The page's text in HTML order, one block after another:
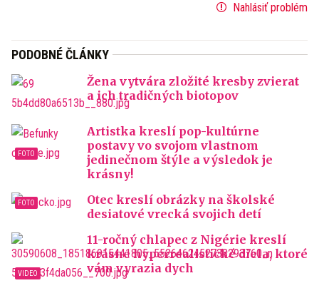
Nahlásiť problém
PODOBNÉ ČLÁNKY
Žena vytvára zložité kresby zvierat
a ich tradičných biotopov
Artistka kreslí pop-kultúrne
postavy vo svojom vlastnom
jedinečnom štýle a výsledok je
krásny!
Otec kreslí obrázky na školské
desiatové vrecká svojich detí
11-ročný chlapec z Nigérie kreslí
krásne hyperrealistické diela, ktoré
vám vyrazia dych